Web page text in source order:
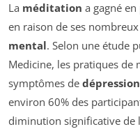
La méditation a gagné
en raison de ses nombreux
mental. Selon une étude
Medicine, les pratiques de
symptômes de dépression
environ 60% des
diminution significative de